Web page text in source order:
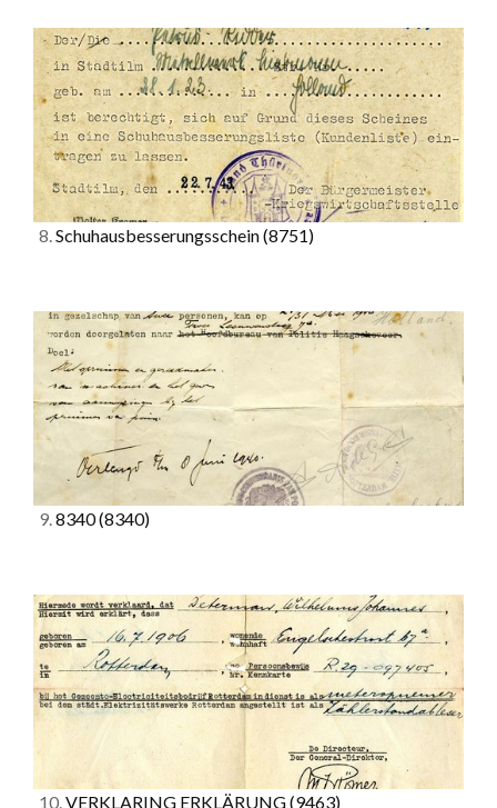
8.Schuhausbesserungsschein(8751)
9.8340(8340)
10.VERKLARING ERKLÄRUNG(9463)